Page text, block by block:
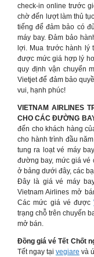
check-in online trước
chờ đến lượt làm thủ
tiếng để đảm bảo có
máy bay. Đảm bảo
lợi. Mua trước hành lý
được mức giá hợp lý
quy định vận chuyển
Vietjet để đảm bảo
vui, hạnh phúc!
VIETNAM AIRLINES
CHO CÁC ĐƯỜNG
đến cho khách hàng
cho hành trình đầu
tung ra loạt vé máy
đường bay, mức giá vé
ở bảng dưới đây, các
Đây là giá vé máy
Vietnam Airlines mở
Các mức giá vé được
trạng chỗ trên chuyến
mở bán.
Đồng giá vé Tết Chốt
Tết ngay tại vegiare và